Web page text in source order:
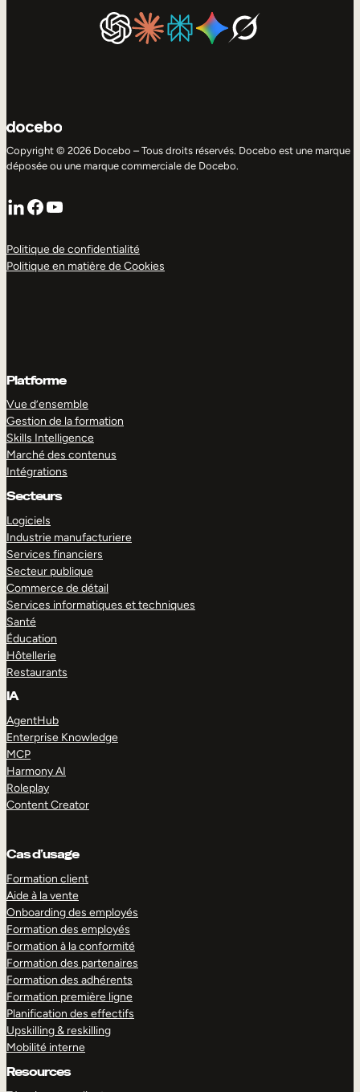
Copyright © 2026 Docebo – Tous droits réservés. Docebo est une marque
déposée ou une marque commerciale de Docebo.
LinkedIn
Facebook
YouTube
Politique de confidentialité
Politique en matière de Cookies
Platforme
Vue d’ensemble
Gestion de la formation
Skills Intelligence
Marché des contenus
Intégrations
Secteurs
Logiciels
Industrie manufacturiere
Services financiers
Secteur publique
Commerce de détail
Services informatiques et techniques
Santé
Éducation
Hôtellerie
Restaurants
IA
AgentHub
Enterprise Knowledge
MCP
Harmony AI
Roleplay
Content Creator
Cas d’usage
Formation client
Aide à la vente
Onboarding des employés
Formation des employés
Formation à la conformité
Formation des partenaires
Formation des adhérents
Formation première ligne
Planification des effectifs
Upskilling & reskilling
Mobilité interne
Resources